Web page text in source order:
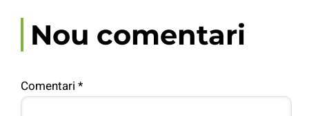
Nou comentari
Comentari *